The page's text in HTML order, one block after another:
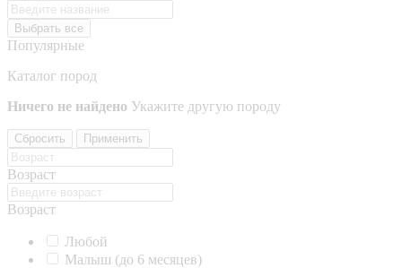
Выбрать все
Популярные
Каталог пород
Ничего не найдено Укажите другую породу
Сбросить Применить
Возраст
Возраст
Любой
Малыш (до 6 месяцев)